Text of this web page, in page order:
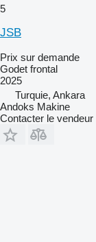
5
JSB
Prix sur demande
Godet frontal
2025
Turquie, Ankara
Andoks Makine
Contacter le vendeur